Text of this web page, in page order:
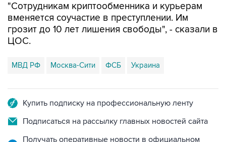
"Сотрудникам криптообменника и курьерам
вменяется соучастие в преступлении. Им
грозит до 10 лет лишения свободы", - сказали в
ЦОС.
МВД РФ Москва-Сити ФСБ Украина
Купить подписку на профессиональную ленту
Подписаться на рассылку главных новостей сайта
Получать оперативные новости в официальном